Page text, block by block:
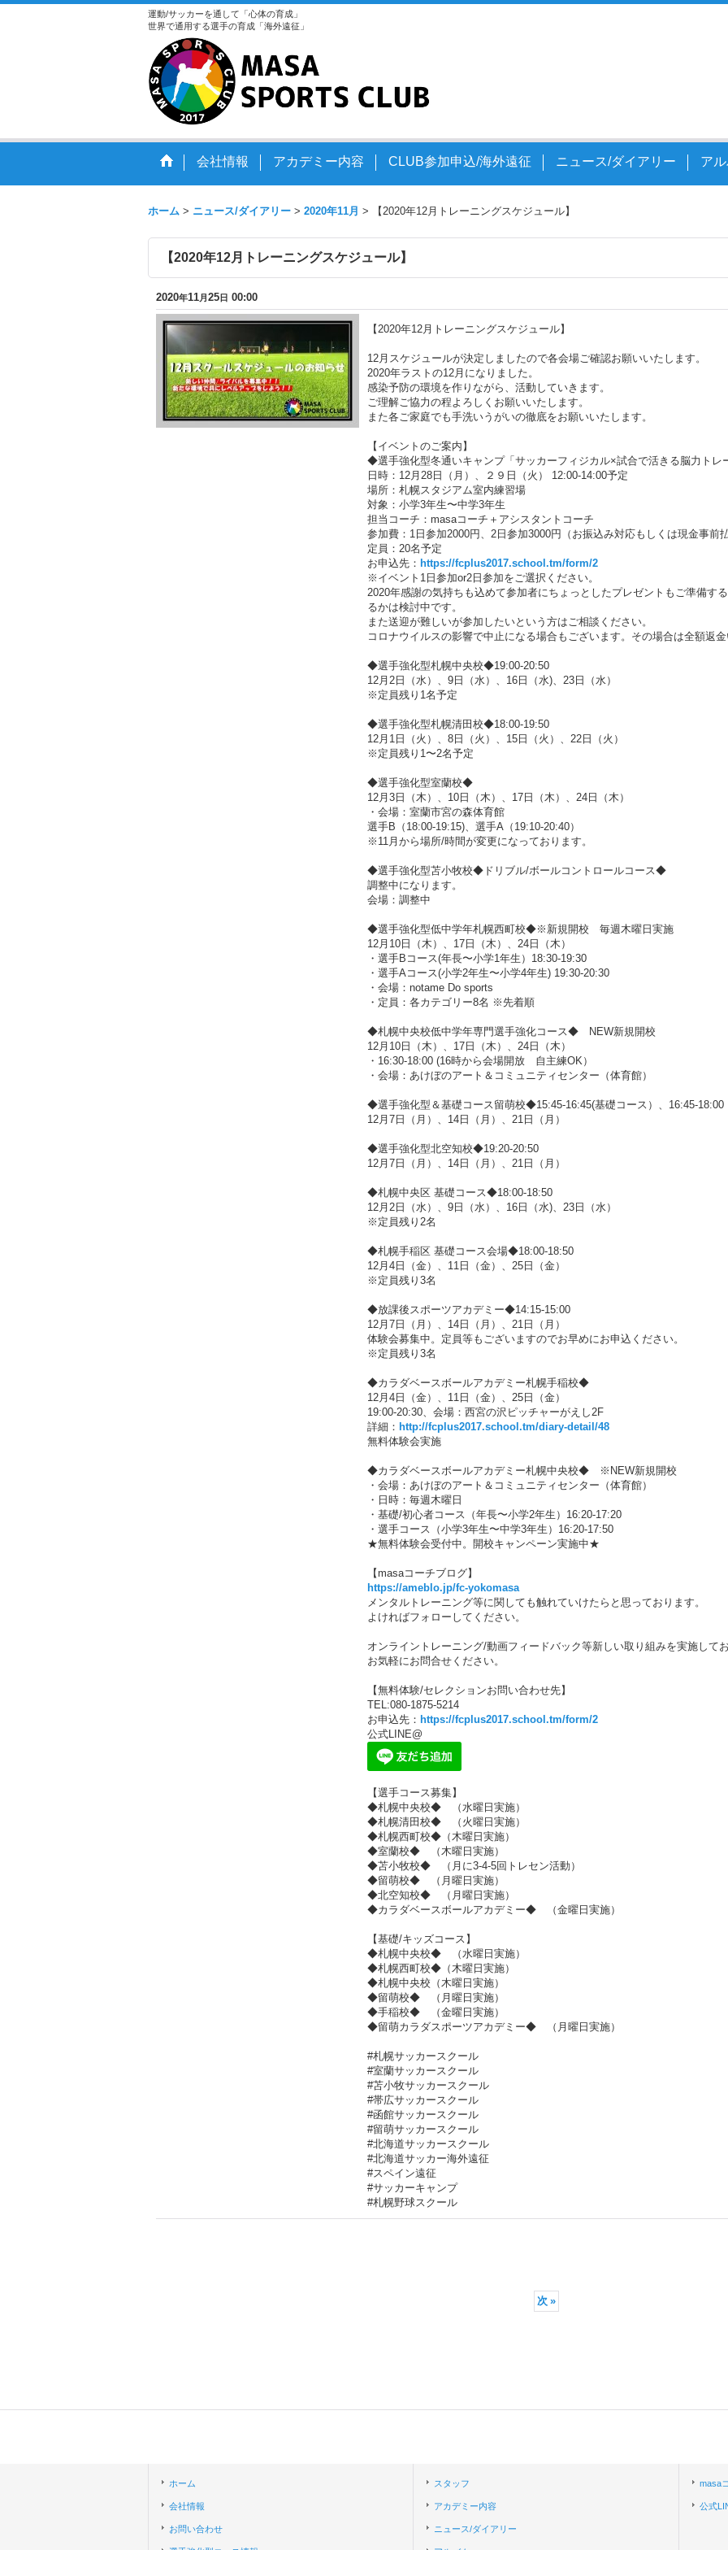
運動/サッカーを通して「心体の育成」
世界で通用する選手の育成「海外遠征」
会社情報 アカデミー内容 CLUB参加申込/海外遠征 ニュース/ダイアリー ア
ホーム > ニュース/ダイアリー > 2020年11月 > 【2020年12月トレーニングスケジュール】
【2020年12月トレーニングスケジュール】
2020年11月25日 00:00
【2020年12月トレーニングスケジュール】
12月スケジュールが決定しましたので各会場ご確認お願いいたします。
2020年ラストの12月になりました。
感染予防の環境を作りながら、活動していきます。
ご理解ご協力の程よろしくお願いいたします。
また各ご家庭でも手洗いうがいの徹底をお願いいたします。
【イベントのご案内】
◆選手強化型冬通いキャンプ「サッカーフィジカル×試合で活きる脳力ト
日時：12月28日（月）、２９日（火） 12:00-14:00予定
場所：札幌スタジアム室内練習場
対象：小学3年生〜中学3年生
担当コーチ：masaコーチ＋アシスタントコーチ
参加費：1日参加2000円、2日参加3000円（お振込み対応もしくは現金事前払
定員：20名予定
お申込先： https://fcplus2017.school.tm/form/2
※イベント1日参加or2日参加をご選択ください。
2020年感謝の気持ちも込めて参加者にちょっとしたプレゼントもご準備す
るかは検討中です。
また送迎が難しいが参加したいという方はご相談ください。
コロナウイルスの影響で中止になる場合もございます。その場合は全額返金
◆選手強化型札幌中央校◆19:00-20:50
12月2日（水）、9日（水）、16日（水)、23日（水）
※定員残り1名予定
◆選手強化型札幌清田校◆18:00-19:50
12月1日（火）、8日（火）、15日（火）、22日（火）
※定員残り1〜2名予定
◆選手強化型室蘭校◆
12月3日（木）、10日（木）、17日（木）、24日（木）
・会場：室蘭市宮の森体育館
選手B（18:00-19:15)、選手A（19:10-20:40）
※11月から場所/時間が変更になっております。
◆選手強化型苫小牧校◆ドリブル/ボールコントロールコース◆
調整中になります。
会場：調整中
◆選手強化型低中学年札幌西町校◆※新規開校 毎週木曜日実施
12月10日（木）、17日（木）、24日（木）
・選手Bコース(年長〜小学1年生）18:30-19:30
・選手Aコース(小学2年生〜小学4年生) 19:30-20:30
・会場：notame Do sports
・定員：各カテゴリー8名 ※先着順
◆札幌中央校低中学年専門選手強化コース◆ NEW新規開校
12月10日（木）、17日（木）、24日（木）
・16:30-18:00 (16時から会場開放 自主練OK）
・会場：あけぼのアート＆コミュニティセンター（体育館）
◆選手強化型＆基礎コース留萌校◆15:45-16:45(基礎コース）、16:45-18:00
12月7日（月）、14日（月）、21日（月）
◆選手強化型北空知校◆19:20-20:50
12月7日（月）、14日（月）、21日（月）
◆札幌中央区 基礎コース◆18:00-18:50
12月2日（水）、9日（水）、16日（水)、23日（水）
※定員残り2名
◆札幌手稲区 基礎コース会場◆18:00-18:50
12月4日（金）、11日（金）、25日（金）
※定員残り3名
◆放課後スポーツアカデミー◆14:15-15:00
12月7日（月）、14日（月）、21日（月）
体験会募集中。定員等もございますのでお早めにお申込ください。
※定員残り3名
◆カラダベースボールアカデミー札幌手稲校◆
12月4日（金）、11日（金）、25日（金）
19:00-20:30、会場：西宮の沢ピッチャーがえし2F
詳細： http://fcplus2017.school.tm/diary-detail/48
無料体験会実施
◆カラダベースボールアカデミー札幌中央校◆ ※NEW新規開校
・会場：あけぼのアート＆コミュニティセンター（体育館）
・日時：毎週木曜日
・基礎/初心者コース（年長〜小学2年生）16:20-17:20
・選手コース（小学3年生〜中学3年生）16:20-17:50
★無料体験会受付中。開校キャンペーン実施中★
【masaコーチブログ】
https://ameblo.jp/fc-yokomasa
メンタルトレーニング等に関しても触れていけたらと思っております。
よければフォローしてください。
オンライントレーニング/動画フィードバック等新しい取り組みを実施してお
お気軽にお問合せください。
【無料体験/セレクションお問い合わせ先】
TEL:080-1875-5214
お申込先： https://fcplus2017.school.tm/form/2
公式LINE@
【選手コース募集】
◆札幌中央校◆ （水曜日実施）
◆札幌清田校◆ （火曜日実施）
◆札幌西町校◆（木曜日実施）
◆室蘭校◆ （木曜日実施）
◆苫小牧校◆ （月に3-4-5回トレセン活動）
◆留萌校◆ （月曜日実施）
◆北空知校◆ （月曜日実施）
◆カラダベースボールアカデミー◆ （金曜日実施）
【基礎/キッズコース】
◆札幌中央校◆ （水曜日実施）
◆札幌西町校◆（木曜日実施）
◆札幌中央校（木曜日実施）
◆留萌校◆ （月曜日実施）
◆手稲校◆ （金曜日実施）
◆留萌カラダスポーツアカデミー◆ （月曜日実施）
#札幌サッカースクール
#室蘭サッカースクール
#苫小牧サッカースクール
#帯広サッカースクール
#函館サッカースクール
#留萌サッカースクール
#北海道サッカースクール
#北海道サッカー海外遠征
#スペイン遠征
#サッカーキャンプ
#札幌野球スクール
次 »
ホーム
会社情報
お問い合わせ
スタッフ
アカデミー内容
ニュース/ダイアリー
masa
公式